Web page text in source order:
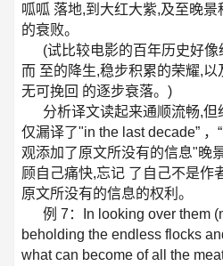
呱呱 落地,到大红大紫,及至晚
的衰败。
(试比较电影的百年历史好
而 至的降生,稳步积累的荣耀,
无可挽回 的逐步衰落。)
分析译文读起来通顺流畅,
仅漏译了"in the last decade” ，
观添加了原文所没有的信息"晚
顾自己痛快,忘记 了自己不是作
原文所没有的信息的权利。
例 7：In looking over them
beholding the endless flocks
what can become of all the